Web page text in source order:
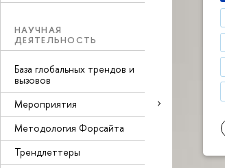
НАУЧНАЯ
ДЕЯТЕЛЬНОСТЬ
База глобальных трендов и
вызовов
Мероприятия
Методология Форсайта
Трендлеттеры